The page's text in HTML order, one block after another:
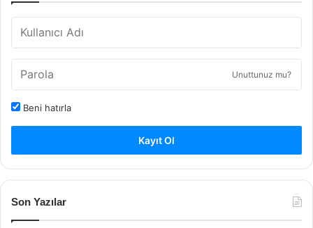
Unuttunuz mu?
Beni hatırla
Kayıt Ol
Son Yazılar